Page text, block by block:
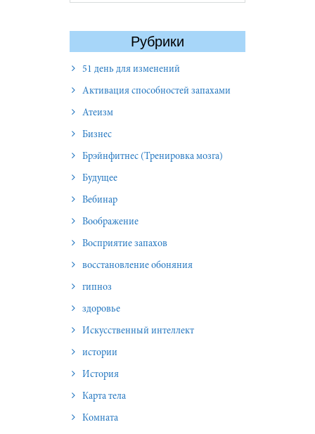
Рубрики
51 день для изменений
Активация способностей запахами
Атеизм
Бизнес
Брэйнфитнес (Тренировка мозга)
Будущее
Вебинар
Воображение
Восприятие запахов
восстановление обоняния
гипноз
здоровье
Искусственный интеллект
истории
История
Карта тела
Комната